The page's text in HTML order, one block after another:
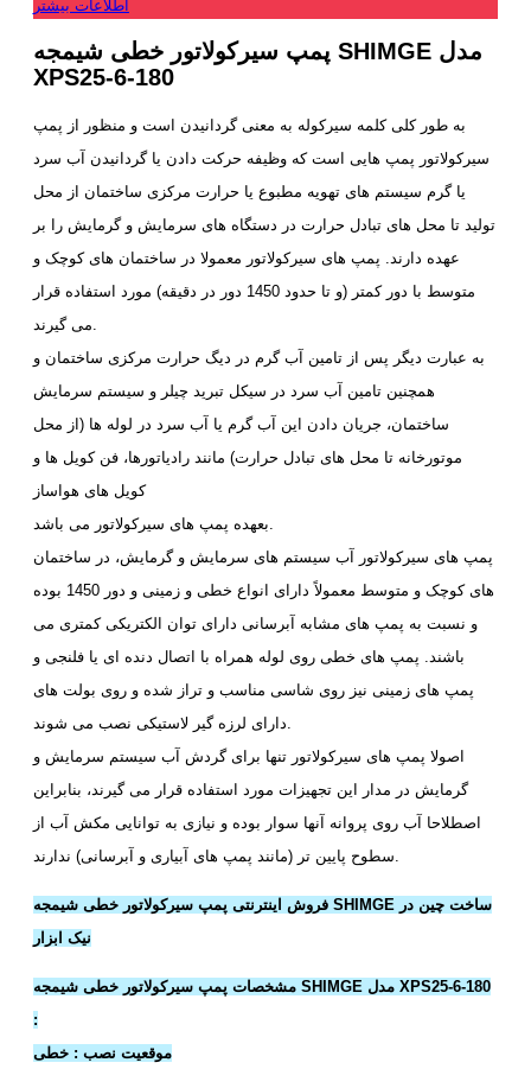
اطلاعات بیشتر
پمپ سیرکولاتور خطی شیمجه SHIMGE مدل
XPS25-6-180
به طور کلی کلمه سیرکوله به معنی گردانیدن است و منظور از پمپ
سیرکولاتور پمپ هایی است که وظیفه حرکت دادن یا گردانیدن آب سرد
یا گرم سیستم های تهویه مطبوع یا حرارت مرکزی ساختمان از محل
تولید تا محل های تبادل حرارت در دستگاه های سرمایش و گرمایش را بر
عهده دارند. پمپ های سیرکولاتور معمولا در ساختمان های کوچک و
متوسط با دور کمتر (و تا حدود 1450 دور در دقیقه) مورد استفاده قرار
می گیرند.
به عبارت دیگر پس از تامین آب گرم در دیگ حرارت مرکزی ساختمان و
همچنین تامین آب سرد در سیکل تبرید چیلر و سیستم سرمایش
ساختمان، جریان دادن این آب گرم یا آب سرد در لوله ها (از محل
موتورخانه تا محل های تبادل حرارت) مانند رادیاتورها، فن کویل ها و
کویل های هواساز
بعهده پمپ های سیرکولاتور می باشد.
پمپ های سیرکولاتور آب سیستم های سرمایش و گرمایش، در ساختمان
های کوچک و متوسط معمولاً دارای انواع خطی و زمینی و دور 1450 بوده
و نسبت به پمپ های مشابه آبرسانی دارای توان الکتریکی کمتری می
باشند. پمپ های خطی روی لوله همراه با اتصال دنده ای یا فلنجی و
پمپ های زمینی نیز روی شاسی مناسب و تراز شده و روی بولت های
دارای لرزه گیر لاستیکی نصب می شوند.
اصولا پمپ های سیرکولاتور تنها برای گردش آب سیستم سرمایش و
گرمایش در مدار این تجهیزات مورد استفاده قرار می گیرند، بنابراین
اصطلاحا آب روی پروانه آنها سوار بوده و نیازی به توانایی مکش آب از
سطوح پایین تر (مانند پمپ های آبیاری و آبرسانی) ندارند.
فروش اینترنتی پمپ سیرکولاتور خطی شیمجه SHIMGE ساخت چین در
نیک ابزار
مشخصات پمپ سیرکولاتور خطی شیمجه SHIMGE مدل XPS25-6-180
:
موقعیت نصب : خطی